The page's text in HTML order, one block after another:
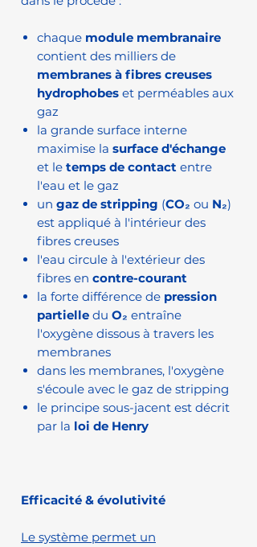
chaque module membranaire
contient des milliers de
membranes à fibres creuses
hydrophobes et perméables aux
gaz
la grande surface interne
maximise la surface d'échange
et le temps de contact entre
l'eau et le gaz
un gaz de stripping (CO₂ ou N₂)
est appliqué à l'intérieur des
fibres creuses
l'eau circule à l'extérieur des
fibres en contre-courant
la forte différence de pression
partielle du O₂ entraîne
l'oxygène dissous à travers les
membranes
dans les membranes, l'oxygène
s'écoule avec le gaz de stripping
le principe sous-jacent est décrit
par la loi de Henry
Efficacité & évolutivité
Le système permet un